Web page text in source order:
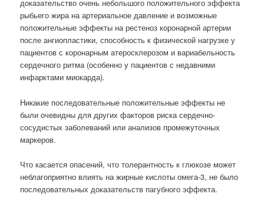
доказательство очень небольшого положительного эффекта
рыбьего жира на артериальное давление и возможные
положительные эффекты на рестеноз коронарной артерии
после ангиопластики, способность к физической нагрузке у
пациентов с коронарным атеросклерозом и вариабельность
сердечного ритма (особенно у пациентов с недавними
инфарктами миокарда).
Никакие последовательные положительные эффекты не
были очевидны для других факторов риска сердечно-
сосудистых заболеваний или анализов промежуточных
маркеров.
Что касается опасений, что толерантность к глюкозе может
неблагоприятно влиять на жирные кислоты омега-3, не было
последовательных доказательств пагубного эффекта.